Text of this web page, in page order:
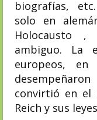
biografías,
solo en
Holocausto
ambiguo. La
europeos,
convirtió en el
Reich y sus